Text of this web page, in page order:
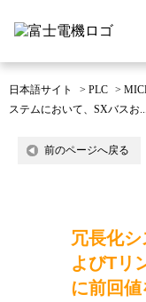
日本語サイト > PLC >
ステムにおいて、SXバスお...
前のページへ戻る
冗長化
よびTリ
に前回